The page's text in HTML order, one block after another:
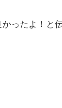
ったよ！と